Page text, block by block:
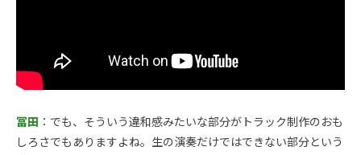
冨田 ：でも、そういう違和感みたいな部分がトラック制作のおも
しろさでもありますよね。生の演奏だけではできない部分という